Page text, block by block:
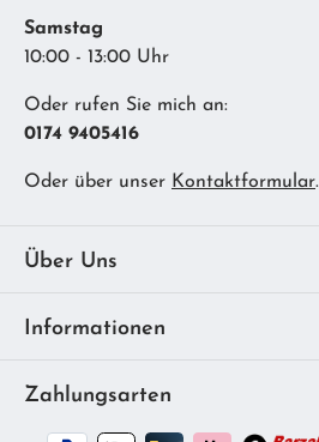
Samstag
10:00 - 13:00 Uhr
Oder rufen Sie mich an:
0174 9405416
Oder über unser Kontaktformular.
Über Uns
Informationen
Zahlungsarten